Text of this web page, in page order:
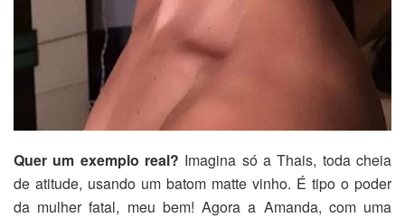
Quer um exemplo real? Imagina só a Thais, toda cheia
de atitude, usando um batom matte vinho. É tipo o poder
da mulher fatal, meu bem! Agora a Amanda, com uma